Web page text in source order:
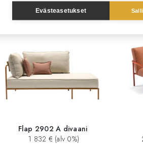
Flap 2902 A divaani
1 832 € (alv 0%)
Evästeasetukset